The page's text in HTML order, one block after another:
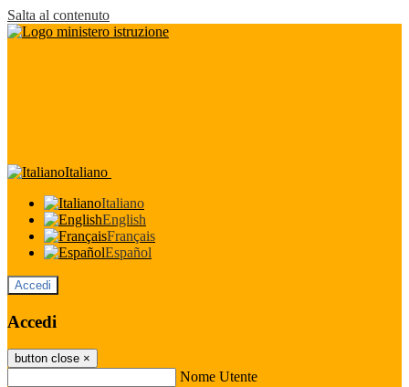
Salta al contenuto
Italiano
Italiano
English
Français
Español
Accedi
Accedi
button close ×
Nome Utente